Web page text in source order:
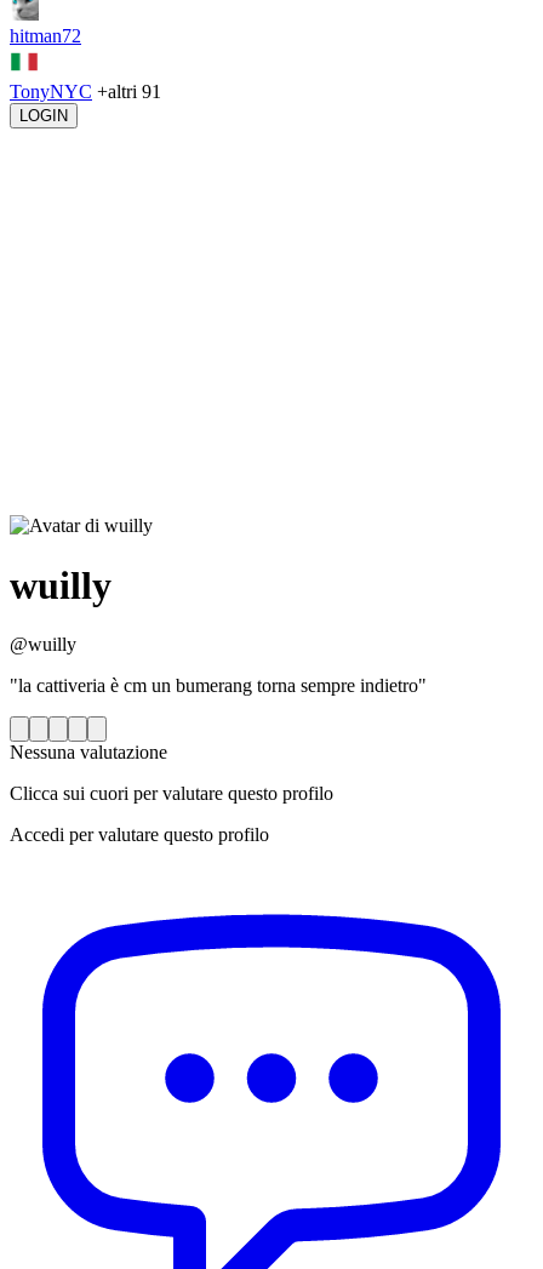
hitman72
TonyNYC +altri 91
LOGIN
wuilly
@wuilly
"la cattiveria è cm un bumerang torna sempre indietro"
Nessuna valutazione
Clicca sui cuori per valutare questo profilo
Accedi per valutare questo profilo